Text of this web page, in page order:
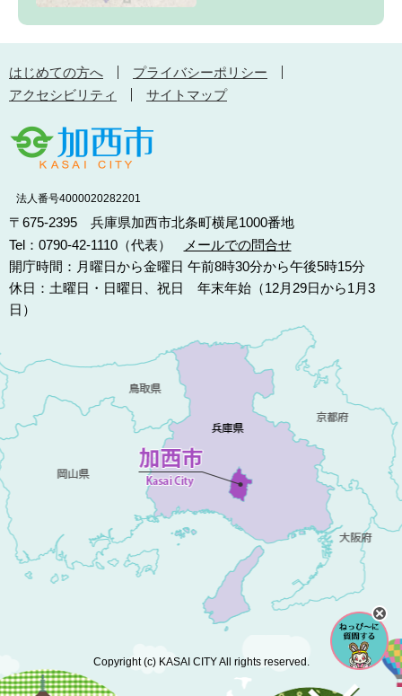
はじめての方へ
プライバシーポリシー
アクセシビリティ
サイトマップ
法人番号4000020282201
〒675-2395 兵庫県加西市北条町横尾1000番地
Tel：0790-42-1110（代表）
メールでの問合せ
開庁時間：月曜日から金曜日 午前8時30分から午後5時15分
休日：土曜日・日曜日、祝日 年末年始（12月29日から1月3
日）
Copyright (c) KASAI CITY All rights reserved.